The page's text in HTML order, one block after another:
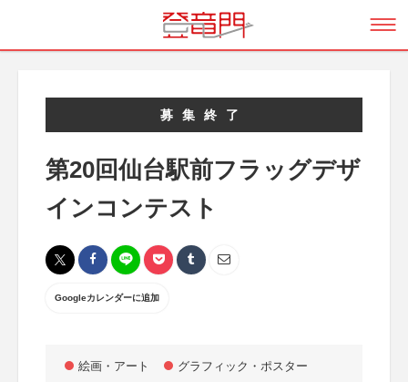
募集終了
第20回仙台駅前フラッグデザ
インコンテスト
Googleカレンダーに追加
絵画・アート グラフィック・ポスター